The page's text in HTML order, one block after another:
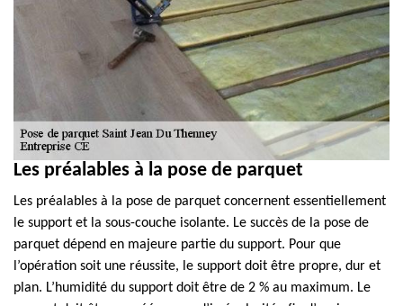
Les préalables à la pose de parquet
Les préalables à la pose de parquet concernent essentiellement
le support et la sous-couche isolante. Le succès de la pose de
parquet dépend en majeure partie du support. Pour que
l’opération soit une réussite, le support doit être propre, dur et
plan. L’humidité du support doit être de 2 % au maximum. Le